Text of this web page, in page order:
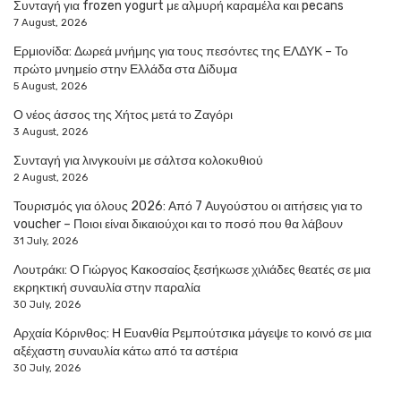
Συνταγή για frozen yogurt με αλμυρή καραμέλα και pecans
7 August, 2026
Ερμιονίδα: Δωρεά μνήμης για τους πεσόντες της ΕΛΔΥΚ – Το
πρώτο μνημείο στην Ελλάδα στα Δίδυμα
5 August, 2026
Ο νέος άσσος της Χήτος μετά το Ζαγόρι
3 August, 2026
Συνταγή για λινγκουίνι με σάλτσα κολοκυθιού
2 August, 2026
Τουρισμός για όλους 2026: Από 7 Αυγούστου οι αιτήσεις για το
voucher – Ποιοι είναι δικαιούχοι και το ποσό που θα λάβουν
31 July, 2026
Λουτράκι: Ο Γιώργος Κακοσαίος ξεσήκωσε χιλιάδες θεατές σε μια
εκρηκτική συναυλία στην παραλία
30 July, 2026
Αρχαία Κόρινθος: Η Ευανθία Ρεμπούτσικα μάγεψε το κοινό σε μια
αξέχαστη συναυλία κάτω από τα αστέρια
30 July, 2026